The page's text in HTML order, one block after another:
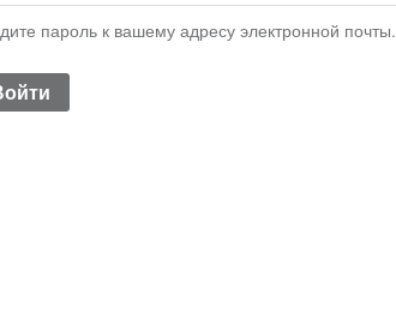
пароль к вашему адресу электронной почты.